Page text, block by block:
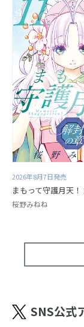
2026年8月7日発売
まもって守護月天
桜野みねね
SNS公式